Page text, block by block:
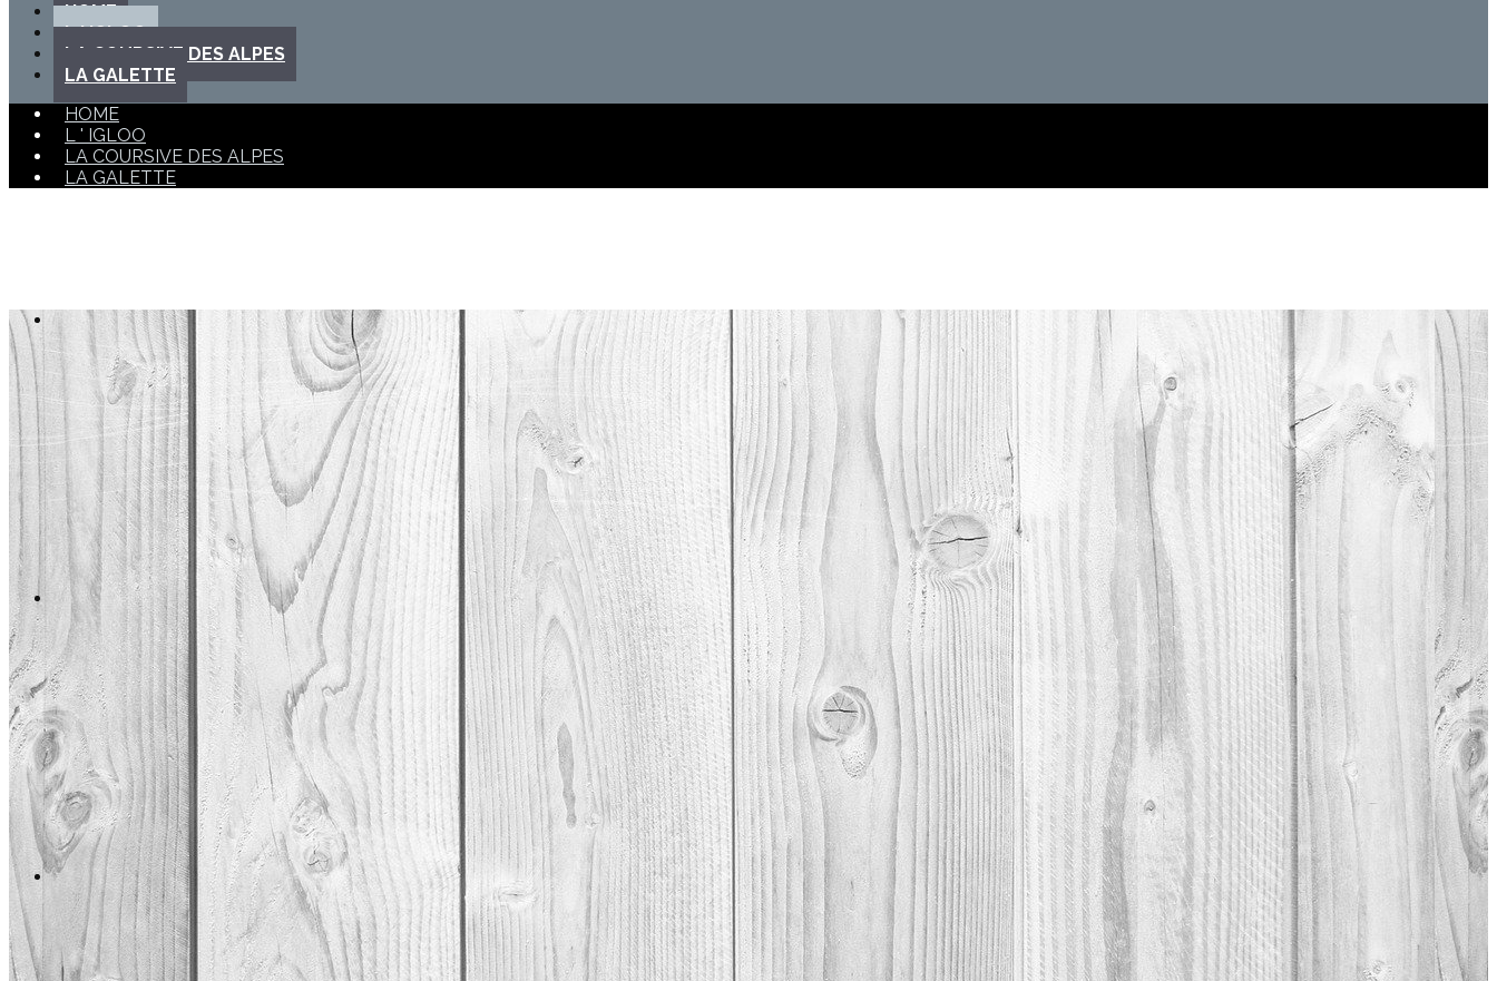
HOME
L ' IGLOO
LA COURSIVE DES ALPES
LA GALETTE
HOME
L ' IGLOO
LA COURSIVE DES ALPES
LA GALETTE